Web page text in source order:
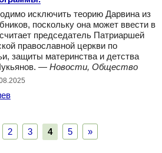
исключить теорию Дарвина из
поскольку она может ввести в
председатель Патриаршей
православной церкви по
защиты материнства и детства
— Новости, Общество
2 3 4 5 »